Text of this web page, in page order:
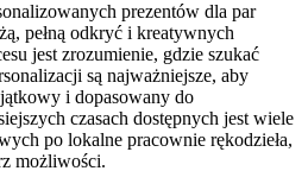
prezentów dla par
pełną odkryć i kreatywnych
jest zrozumienie, gdzie szukać
są najważniejsze, aby
i dopasowany do
czasach dostępnych jest wiele
po lokalne pracownie rękodzieła,
możliwości.